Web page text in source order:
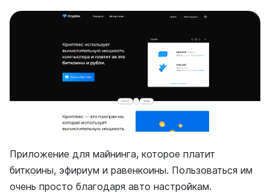
Приложение для майнинга, которое платит
биткоины, эфириум и равенкоины. Пользоваться им
очень просто благодаря авто настройкам.